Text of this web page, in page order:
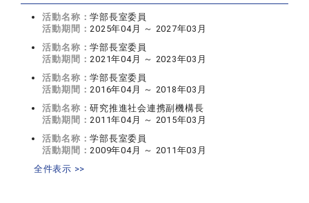
活動名称：学部長室委員
活動期間：2025年04月 ～ 2027年03月
活動名称：学部長室委員
活動期間：2021年04月 ～ 2023年03月
活動名称：学部長室委員
活動期間：2016年04月 ～ 2018年03月
活動名称：研究推進社会連携副機構長
活動期間：2011年04月 ～ 2015年03月
活動名称：学部長室委員
活動期間：2009年04月 ～ 2011年03月
全件表示 >>